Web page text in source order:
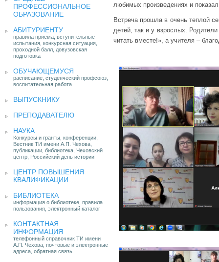
ПРОФЕССИОНАЛЬНОЕ
ОБРАЗОВАНИЕ
АБИТУРИЕНТУ
правила приема, вступительные
испытания, конкурсная ситуация,
проходной балл, довузовская
подготовка
ОБУЧАЮЩЕМУСЯ
расписание, студенческий профсоюз,
воспитательная работа
ВЫПУСКНИКУ
ПРЕПОДАВАТЕЛЮ
НАУКА
Конкурсы и гранты, конференции,
Вестник ТИ имени А.П. Чехова,
публикации, библиотека, Чеховский
центр, Российский день истории
ЦЕНТР ПОВЫШЕНИЯ
КВАЛИФИКАЦИИ
БИБЛИОТЕКА
информация о библиотеке, правила
пользования, электронный каталог
КОНТАКТНАЯ
ИНФОРМАЦИЯ
телефонный справочник ТИ имени
А.П. Чехова, почтовые и электронные
адреса, обратная связь
любимых произведениях и
Встреча прошла в очень теплой
детей, так и у взрослых.
читать вместе!», а учителя –